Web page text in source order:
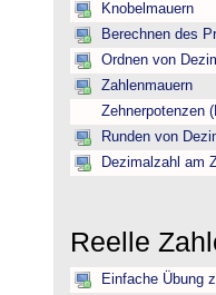
Knobelmauern
Berechnen des
Ordnen von
Zahlenmauern
Zehnerpotenzen
Runden von
Dezimalzahl am
Reelle
Einfache Übung